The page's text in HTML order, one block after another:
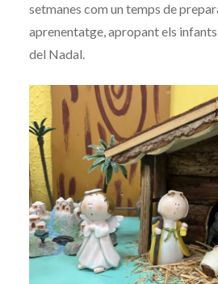
setmanes com un temps de
aprenentatge, apropant els
del Nadal.